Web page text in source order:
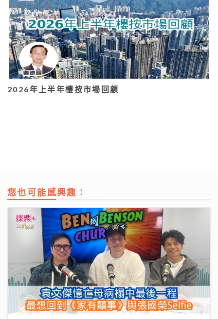
2026年上半年樓按市場回顧
您也可能感興趣：